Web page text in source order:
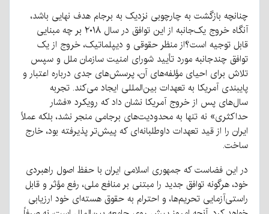
چنانچه بازگشت به چارچوبی نزدیک به برجام هدف نهایی باشد،
آنگاه خروج یک‌جانبه از این توافق در سال ۲۰۱۸ بر چه مبنایی
قابل توجیه است؟از منظر حقوقی و دیپلماتیک، خروج از یک
توافق چندجانبه مورد تأیید شورای امنیت سازمان ملل و سپس
تلاش برای احیای مؤلفه‌های آن، پرسش‌های جدی درباره اعتبار و
پایبندی آمریکا به تعهدات بین‌المللی ایجاد می‌کند. تجربه
سال‌های پس از خروج آمریکا نشان داد که رویکرد «فشار
حداکثری» نه تنها به محدودیت‌های برجامی منجر نشد، بلکه عملاً
ایران را از قید تعهدات داوطلبانه‌ای که پیش‌تر پذیرفته بود، خارج
ساخت.
در این فضاست که جمهوری اسلامی ایران با حفظ اصول راهبردی
خود، هرگونه توافق جدید را مبتنی بر منافع ملی، رفع مؤثر و قابل
راستی‌آزمایی تحریم‌ها، و احترام به حقوق هسته‌ای خود ارزیابی